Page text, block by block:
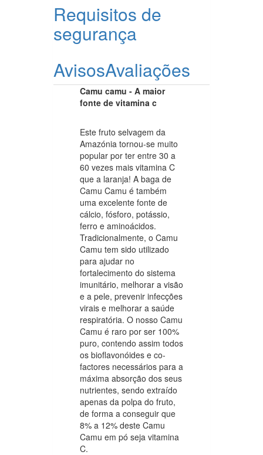
Requisitos de
segurança
AvisosAvaliações
Camu camu - A maior
fonte de vitamina c
Este fruto selvagem da
Amazónia tornou-se muito
popular por ter entre 30 a
60 vezes mais vitamina C
que a laranja! A baga de
Camu Camu é também
uma excelente fonte de
cálcio, fósforo, potássio,
ferro e aminoácidos.
Tradicionalmente, o Camu
Camu tem sido utilizado
para ajudar no
fortalecimento do sistema
imunitário, melhorar a visão
e a pele, prevenir infecções
virais e melhorar a saúde
respiratória. O nosso Camu
Camu é raro por ser 100%
puro, contendo assim todos
os bioflavonóides e co-
factores necessários para a
máxima absorção dos seus
nutrientes, sendo extraído
apenas da polpa do fruto,
de forma a conseguir que
8% a 12% deste Camu
Camu em pó seja vitamina
C.